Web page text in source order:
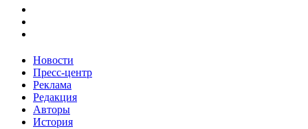
Новости
Пресс-центр
Реклама
Редакция
Авторы
История